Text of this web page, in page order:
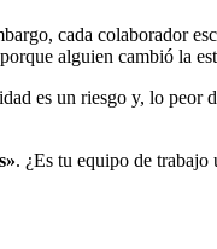
cada colaborador
alguien cambió la
es un riesgo y, lo peor
. ¿Es tu equipo de